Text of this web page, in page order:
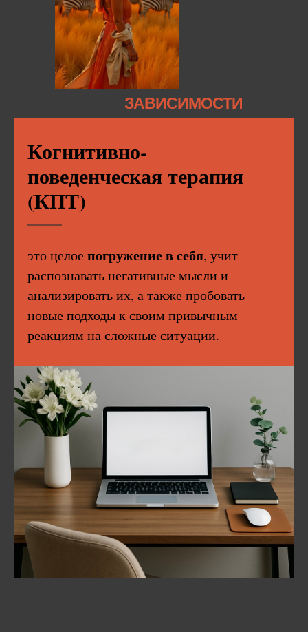
ЗАВИСИМОСТИ
Когнитивно-
поведенческая терапия
(КПТ)
это целоепогружение в себя, учит
распознавать негативные мысли и
анализировать их, а также пробовать
новые подходы к своим привычным
реакциям на сложные ситуации.